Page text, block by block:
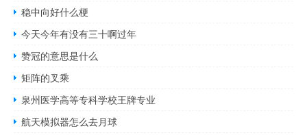
稳中向好什么梗
今天今年有没有三十啊过年
赞冠的意思是什么
矩阵的叉乘
泉州医学高等专科学校王牌专业
航天模拟器怎么去月球